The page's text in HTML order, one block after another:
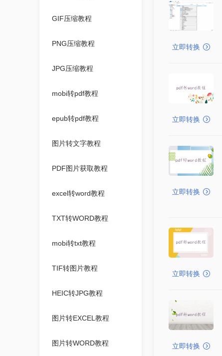
GIF压缩教程
PNG压缩教程
JPG压缩教程
mobi转pdf教程
epub转pdf教程
图片转文字教程
PDF图片获取教程
excel转word教程
TXT转WORD教程
mobi转txt教程
TIF转图片教程
HEIC转JPG教程
图片转EXCEL教程
图片转WORD教程
立即转换
立即转换
立即转换
立即转换
立即转换